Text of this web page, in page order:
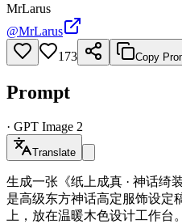
MrLarus
@MrLarus
173
Copy
Prompt
· GPT Image 2
Translate
生成一张《纸上成真 · 神话绮
是高级东方神话高定服饰设定
上，放在温暖木色设计工作台